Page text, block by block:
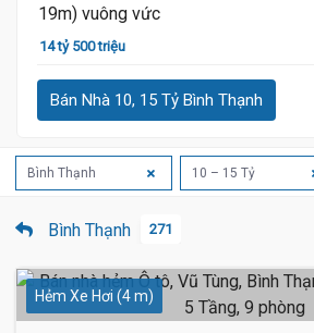
14 tỷ 500 triệu
Bán Nhà 10, 15 Tỷ Bình Thạnh
Bình Thạnh 10 – 15 Tỷ
Bình Thạnh 271
Hẻm Xe Hơi (4 m)